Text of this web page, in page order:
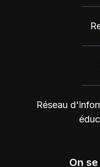
Réseau
On